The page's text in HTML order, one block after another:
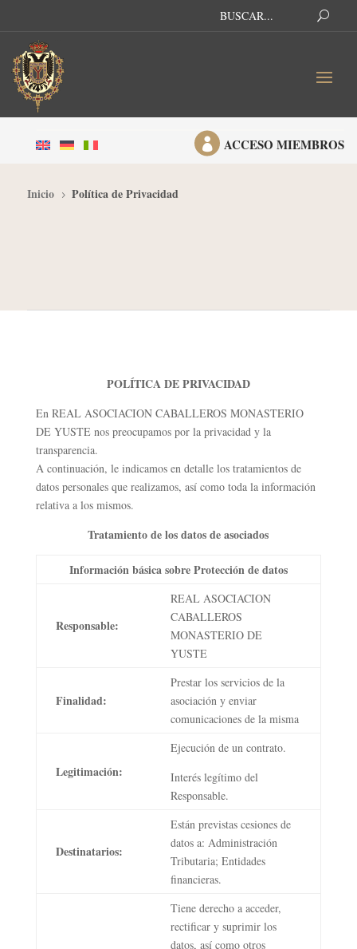
 ACCESO MIEMBROS
Inicio 5 Política de Privacidad
POLÍTICA DE PRIVACIDAD
En REAL ASOCIACION CABALLEROS MONASTERIO
DE YUSTE nos preocupamos por la privacidad y la
transparencia.
A continuación, le indicamos en detalle los tratamientos de
datos personales que realizamos, así como toda la información
relativa a los mismos.
Tratamiento de los datos de asociados
Información básica sobre Protección de datos
Responsable:
REAL ASOCIACION
CABALLEROS
MONASTERIO DE
YUSTE
Finalidad:
Prestar los servicios de la
asociación y enviar
comunicaciones de la misma
Legitimación:
Ejecución de un contrato.
Interés legítimo del
Responsable.
Destinatarios:
Están previstas cesiones de
datos a: Administración
Tributaria; Entidades
financieras.
Tiene derecho a acceder,
rectificar y suprimir los
datos, así como otros